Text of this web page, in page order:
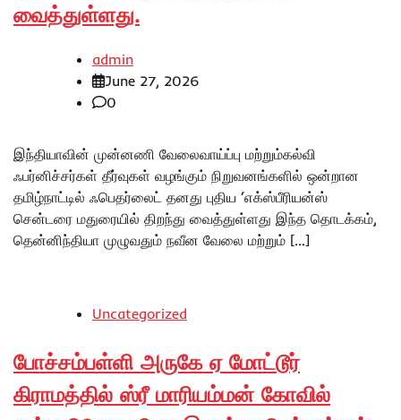
வைத்துள்ளது.
admin
June 27, 2026
0
இந்தியாவின் முன்னணி வேலைவாய்ப்பு மற்றும்கல்வி
ஃபர்னிச்சர்கள் தீர்வுகள் வழங்கும் நிறுவனங்களில் ஒன்றான
தமிழ்நாட்டில் ஃபெதர்லைட் தனது புதிய ‘எக்ஸ்பீரியன்ஸ்
சென்டரை மதுரையில் திறந்து வைத்துள்ளது இந்த தொடக்கம்,
தென்னிந்தியா முழுவதும் நவீன வேலை மற்றும் […]
Uncategorized
போச்சம்பள்ளி அருகே ஏ மோட்டூர்
கிராமத்தில் ஸ்ரீ மாரியம்மன் கோவில்